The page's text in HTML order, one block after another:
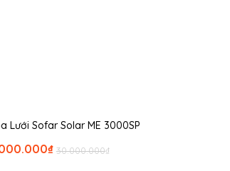
Lưới Sofar Solar ME 3000SP
₫
30.000.000
₫